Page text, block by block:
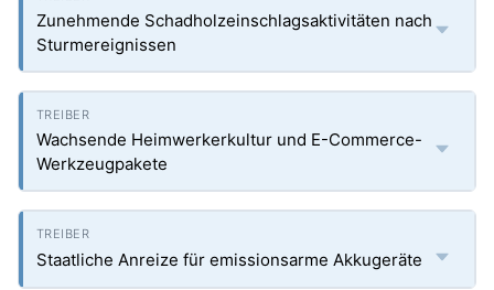
Zunehmende Schadholzeinschlagsaktivitäten nach
Sturmereignissen
Wachsende Heimwerkerkultur und E-Commerce-
Werkzeugpakete
Staatliche Anreize für emissionsarme Akkugeräte